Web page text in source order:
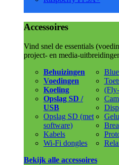
Accessoires
Vind snel de essentials
project- en media-
Behuizingen
Voedingen
Koeling
Opslag SD /
USB
Opslag SD (met
software)
Kabels
Wi-Fi dongles
Bekijk alle accessoires